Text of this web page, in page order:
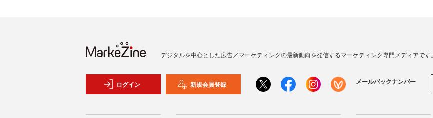
デジタルを中心とした広告／マーケティングの最新動向を発信するマーケティング専門メディアです。
ログイン 新規会員登録 メールバックナンバー